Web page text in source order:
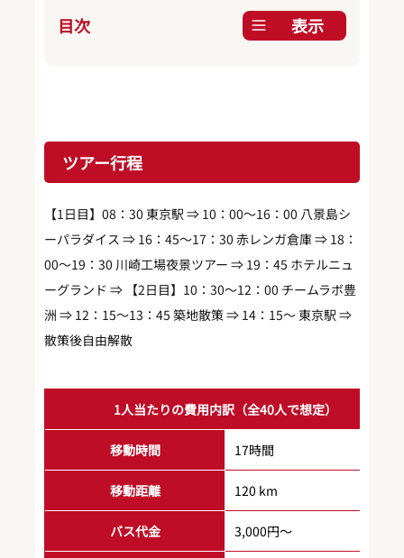
目次 表示
ツアー行程
【1日目】08：30 東京駅 ⇒ 10：00～16：00 八景島シ
ーパラダイス ⇒ 16：45～17：30 赤レンガ倉庫 ⇒ 18：
00～19：30 川崎工場夜景ツアー ⇒ 19：45 ホテルニュ
ーグランド ⇒ 【2日目】10：30～12：00 チームラボ豊
洲 ⇒ 12：15～13：45 築地散策 ⇒ 14：15～ 東京駅 ⇒
散策後自由解散
1人当たりの費用内訳（全40人で想定）
移動時間 17時間
移動距離 120 km
バス代金 3,000円～